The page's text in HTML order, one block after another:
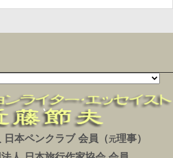
日本ペンクラブ 会員（ 元理事）